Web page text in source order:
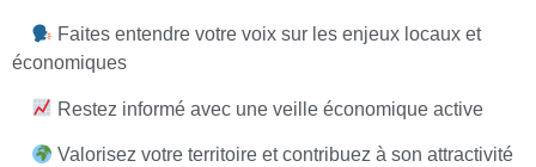
Faites entendre votre voix sur les enjeux locaux et
économiques
Restez informé avec une veille économique active
Valorisez votre territoire et contribuez à son attractivité